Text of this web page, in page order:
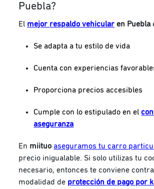
Puebla?
El mejor respaldo vehicular en Puebla
Se adapta a tu estilo de vida
Cuenta con experiencias
Proporciona precios accesibles
Cumple con lo estipulado en el
aseguranza
En miituo aseguramos tucarro
precio inigualable. Si solo utilizas tu
necesario, entonces te conviene
modalidad de protecciónde pago por